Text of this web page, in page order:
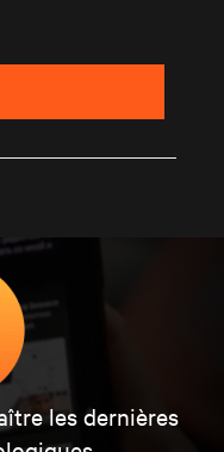
les dernières